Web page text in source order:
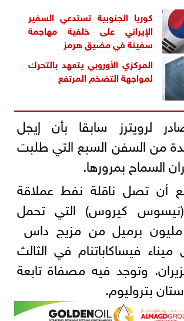
كوريا الجنوبية تستدعي السفير
الإيراني على خلفية مهاجمة
سفينة فيمضيق هرمز
المركزي الأوروبي يتعهد بالتحرك
لمواجهة التضخم المرتفع
لرويترز سابقا بأن إيجل
من السفن السبع التي طلبت
السماح بمرورها.
أن تصل ناقلة نفط عملاقة
كيروس) التي تحمل
حوالي ‌1.8 مليون برميل من مزيج داس ​
ميناء فيساكاباتنام في ‌الثالث
وتوجد فيه مصفاة تابعة
بتروليوم.